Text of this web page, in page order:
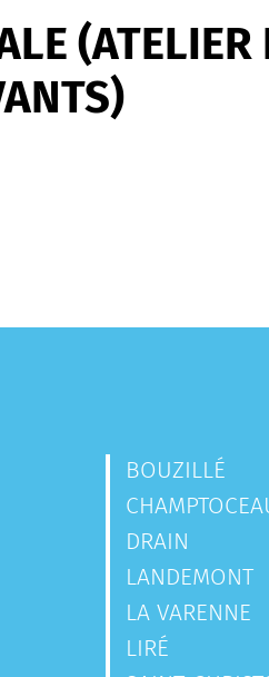
(ATELIER
BOUZILLÉ
DRAIN
LANDEMONT
LA VARENNE
LIRÉ